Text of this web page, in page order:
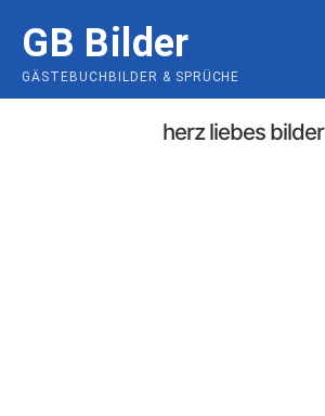
content
GB Bilder
GÄSTEBUCHBILDER & SPRÜCHE
herz liebes bilder